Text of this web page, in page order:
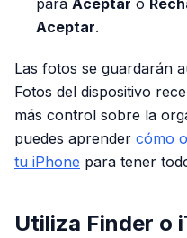
para Aceptar o
Aceptar.
Las fotos se guardarán
Fotos del dispositivo
más control sobre la
puedes aprender cómo
tu iPhone para tener
Utiliza Finder o